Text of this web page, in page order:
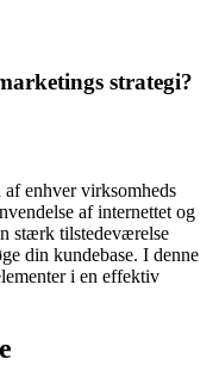
strategi?
enhver virksomheds
af internettet og
stærk tilstedeværelse
din kundebase. I denne
i en effektiv